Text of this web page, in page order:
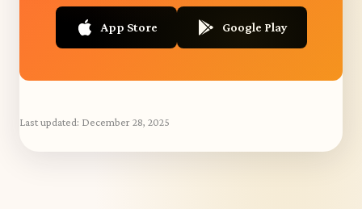
App Store Google Play
Last updated: December 28, 2025